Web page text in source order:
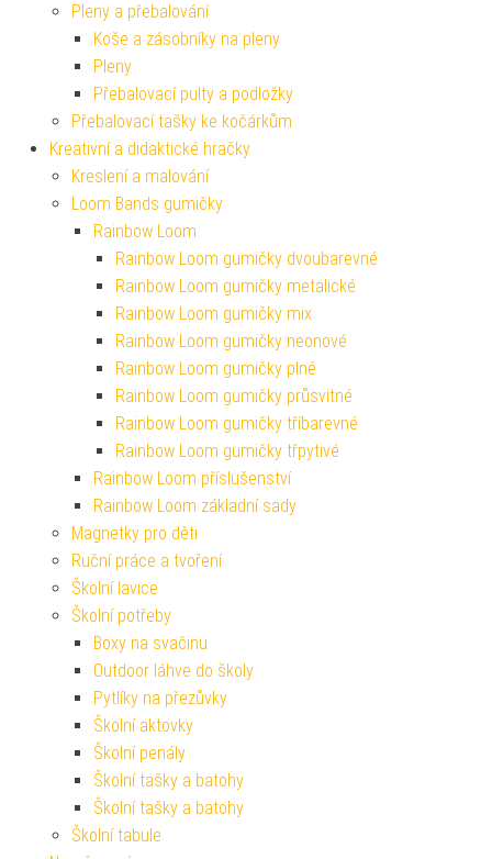
Pleny a přebalování
Koše a zásobníky na pleny
Pleny
Přebalovací pulty a podložky
Přebalovací tašky ke kočárkům
Kreativní a didaktické hračky
Kreslení a malování
Loom Bands gumičky
Rainbow Loom
Rainbow Loom gumičky dvoubarevné
Rainbow Loom gumičky metalické
Rainbow Loom gumičky mix
Rainbow Loom gumičky neonové
Rainbow Loom gumičky plné
Rainbow Loom gumičky průsvitné
Rainbow Loom gumičky tříbarevné
Rainbow Loom gumičky třpytivé
Rainbow Loom příslušenství
Rainbow Loom základní sady
Magnetky pro děti
Ruční práce a tvoření
Školní lavice
Školní potřeby
Boxy na svačinu
Outdoor láhve do školy
Pytlíky na přezůvky
Školní aktovky
Školní penály
Školní tašky a batohy
Školní tašky a batohy
Školní tabule